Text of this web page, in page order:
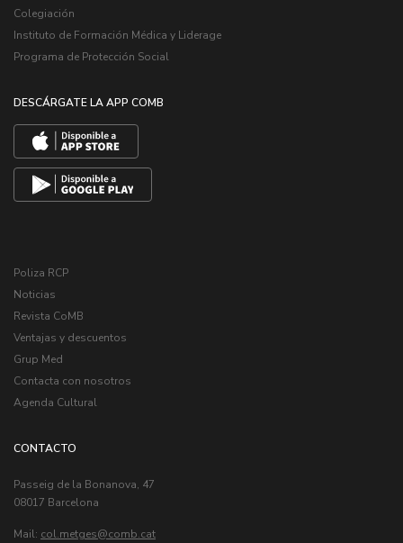
Colegiación
Instituto de Formación Médica y Liderage
Programa de Protección Social
DESCÁRGATE LA APP COMB
Poliza RCP
Noticias
Revista CoMB
Ventajas y descuentos
Grup Med
Contacta con nosotros
Agenda Cultural
CONTACTO
Passeig de la Bonanova, 47
08017 Barcelona
Mail: col.metges